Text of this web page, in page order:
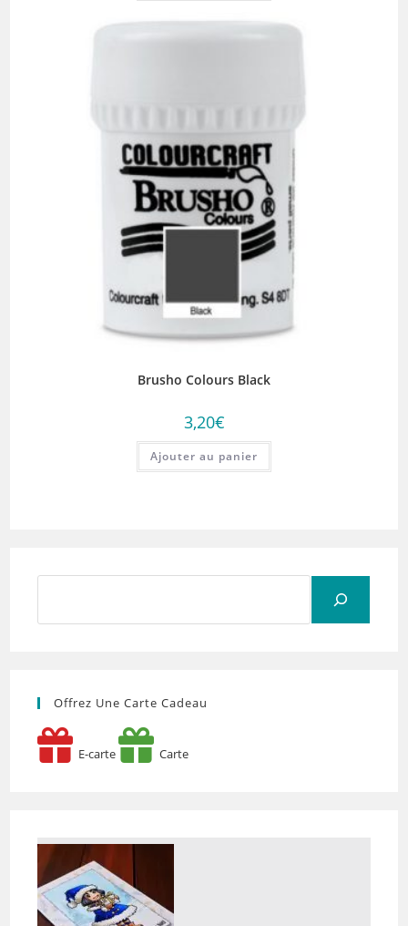
Brusho Colours Black
3,20€
Ajouter au panier
Offrez Une Carte Cadeau
E-carte Carte